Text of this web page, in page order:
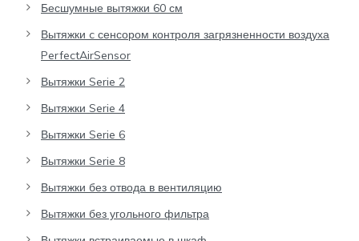
Бесшумные вытяжки 60 см
Вытяжки c сенсором контроля загрязненности воздуха
PerfectAirSensor
Вытяжки Serie 2
Вытяжки Serie 4
Вытяжки Serie 6
Вытяжки Serie 8
Вытяжки без отвода в вентиляцию
Вытяжки без угольного фильтра